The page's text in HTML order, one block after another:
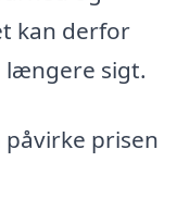
kan derfor
længere sigt.
prisen